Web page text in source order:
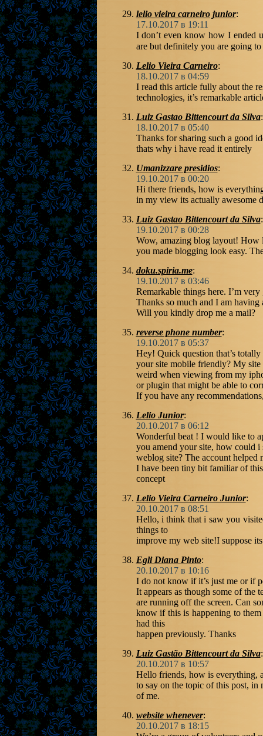
lelio vieira carneiro junior:
17.10.2017 в 19:11
I don’t even know how I ended
are but definitely you are going
Lelio Vieira Carneiro:
18.10.2017 в 04:59
I read this article fully about the
technologies, it’s remarkable
Luiz Gastao Bittencourt da Silva:
18.10.2017 в 05:40
Thanks for sharing such a good
thats why i have read it entirely
Umanizzare presidios:
19.10.2017 в 00:20
Hi there friends, how is
in my view its actually awesome
Luiz Gastao Bittencourt da Silva:
19.10.2017 в 00:28
Wow, amazing blog layout! How
you made blogging look easy.
doku.spiria.me:
19.10.2017 в 03:46
Remarkable things here. I’m
Thanks so much and I am
Will you kindly drop me a mail?
reverse phone number:
19.10.2017 в 05:37
Hey! Quick question that’s
your site mobile friendly? My site
weird when viewing from my
or plugin that might be able to
If you have any
Lelio Junior:
20.10.2017 в 06:12
Wonderful beat ! I would like to
you amend your site, how could i
weblog site? The account helped
I have been tiny bit familiar of
concept
Lelio Vieira Carneiro Junior:
20.10.2017 в 08:51
Hello, i think that i saw you
things to
improve my web site!I suppose
Egli Diana Pinto:
20.10.2017 в 10:16
I do not know if it’s just me or if
It appears as though some of the
are running off the screen. Can
know if this is happening to
had this
happen previously. Thanks
Luiz Gastão Bittencourt da Silva:
20.10.2017 в 10:57
Hello friends, how is everything,
to say on the topic of this post,
of me.
website whenever:
20.10.2017 в 18:15